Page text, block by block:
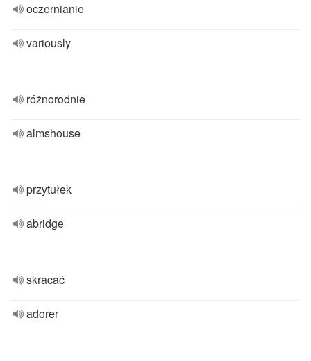
oczernianie
variously
różnorodnie
almshouse
przytułek
abridge
skracać
adorer